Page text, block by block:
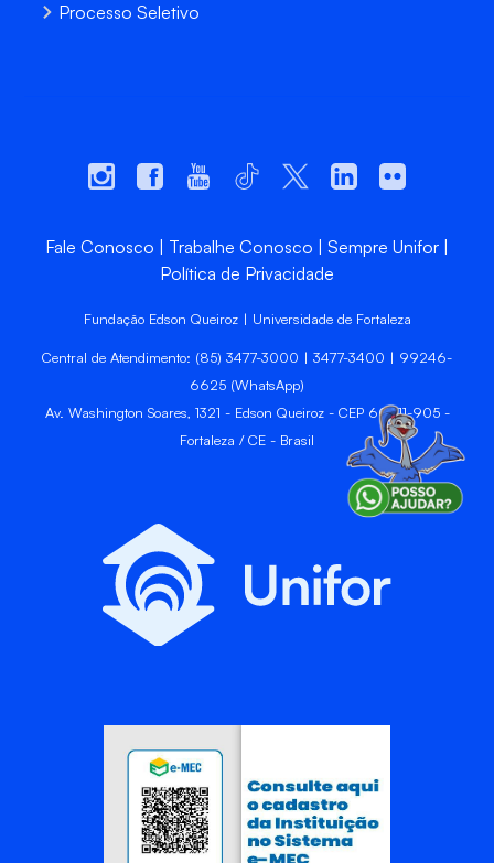
Processo Seletivo
Fale Conosco Trabalhe Conosco
Sempre Unifor
Política de Privacidade
Fundação Edson Queiroz | Universidade de Fortaleza
Central de Atendimento: (85) 3477-3000 | 3477-3400 | 99246-
6625 (WhatsApp)
Av. Washington Soares, 1321 - Edson Queiroz - CEP 60811-905 -
Fortaleza / CE - Brasil